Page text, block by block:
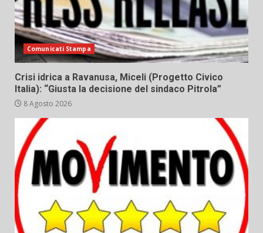
Comunicati Stampa
Crisi idrica a Ravanusa, Miceli (Progetto Civico
Italia): “Giusta la decisione del sindaco Pitrola”
8 Agosto 2026